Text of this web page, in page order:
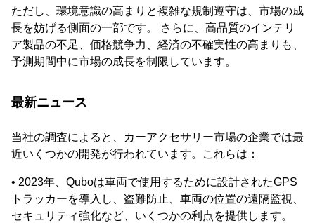
ただし、環境意識の高まりと複雑な規制遵守は、市場の成
長を妨げる側面の一部です。 さらに、高品質のインテリ
ア製品の不足、価格競争力、経済の不確実性の高まりも、
予測期間中に市場の成長を制限しています。
最新ニュース
当社の調査によると、カーアクセサリー市場の企業では最
近いくつかの開発が行われています。これらは：
• 2023年、Quboは車両で使用するために設計されたGPS
トラッカーを導入し、盗難防止、車両の位置の遠隔監視、
セキュリティ強化など、いくつかの利点を提供します。